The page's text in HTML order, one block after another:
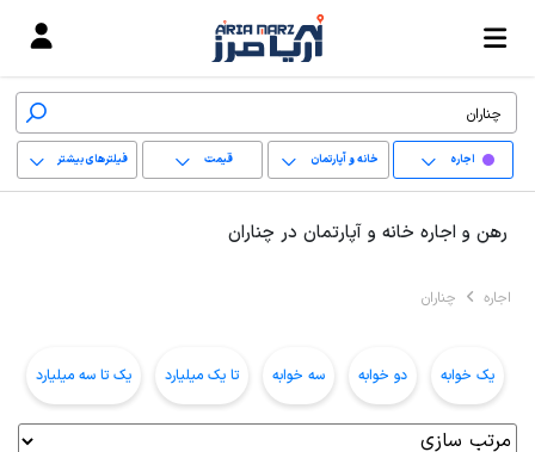
اجاره خانه و آپارتمان قیمت فیلترهای بیشتر
رهن و اجاره خانه و آپارتمان در چناران
اجاره چناران
یک خوابه دو خوابه سه خوابه تا یک میلیارد یک تا سه میلیارد